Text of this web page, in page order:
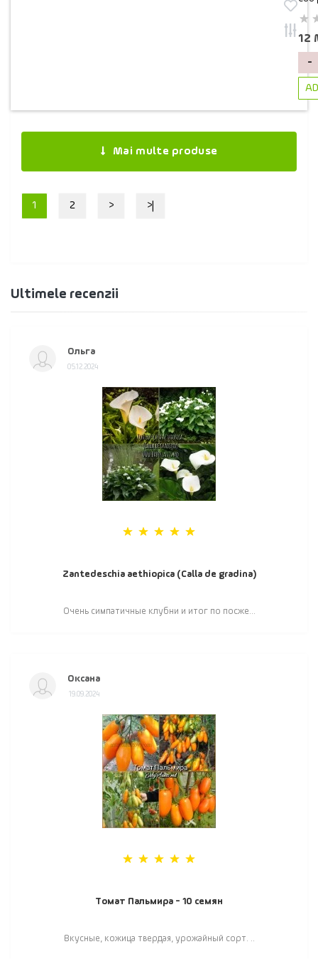
12
-
Mai multe produse
1 2 > >|
Ultimele recenzii
Ольга
05.12.2024
Zantedeschia aethiopica (Calla de gradina)
Очень симпатичные клубни и итог по посже...
Оксана
19.09.2024
Томат Пальмира - 10 семян
Вкусные, кожица твердая, урожайный сорт. ..